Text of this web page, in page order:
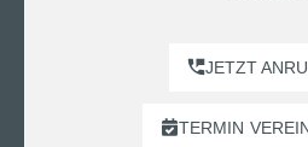
JETZT
TERMIN